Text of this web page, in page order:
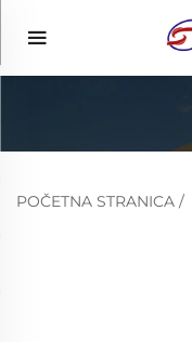
POČETNA STRANICA /